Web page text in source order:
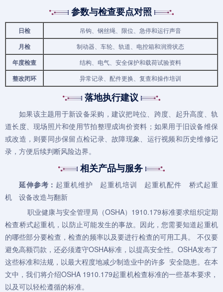
参数与检查要点对照
日检 吊钩、钢丝绳、限位、急停和运行声音
月检 制动器、车轮、轨道、电控箱和润滑状态
年度检查 结构、电气、安全保护和载荷试验资料
整改闭环 异常记录、配件更换、复查和操作培训
落地执行建议
如果该主题用于新设备采购，建议把吨位、跨度、起升高度、轨
道长度、现场照片和使用节拍整理成询价资料；如果用于旧设备维保
或改造，则要同步保留点检记录、故障现象、运行视频和历史维修记
录，方便后续判断风险边界。
相关产品与服务
延伸参考： 起重机维护 起重机培训 起重机配件
桥式起重
机
设备改造与翻新
职业健康与安全管理局（OSHA）1910.179标准要求组织定期
检查桥式起重机，以防止可能发生的事故。因此，您需要知道起重机
的哪些部分要检查，检查的频率以及要进行检查的可用工具。 不仅要
避免高额罚款，还必须遵守OSHA标准，以提高安全性。OSHA发布了
这些标准和法规，以最大程度地减少制造业中的许多 安全隐患。在本
文中，我们将介绍OSHA 1910.179起重机检查标准的一些基本要求，
以及可以轻松遵循的标准。